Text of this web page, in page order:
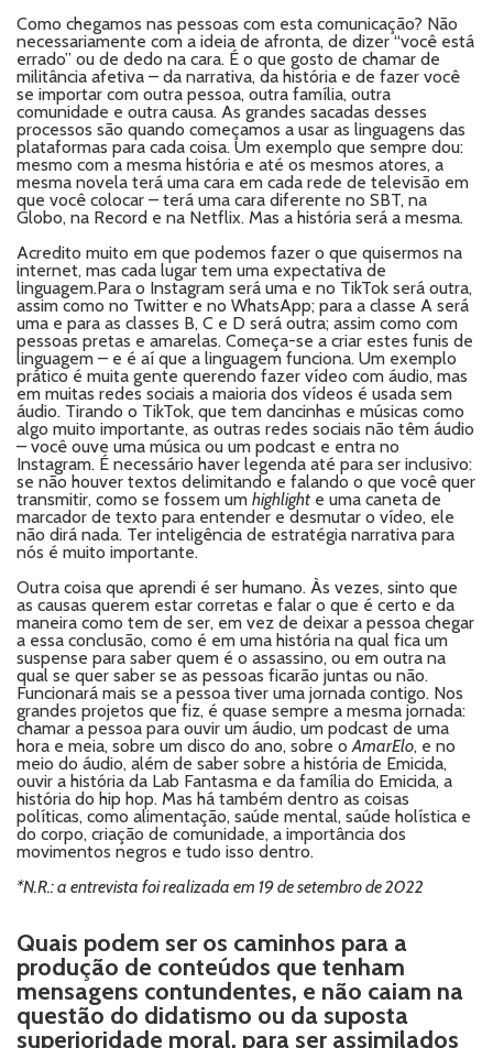
Como chegamos nas pessoas com esta comunicação? Não
necessariamente com a ideia de afronta, de dizer “você está
errado” ou de dedo na cara. É o que gosto de chamar de
militância afetiva – da narrativa, da história e de fazer você
se importar com outra pessoa, outra família, outra
comunidade e outra causa. As grandes sacadas desses
processos são quando começamos a usar as linguagens das
plataformas para cada coisa. Um exemplo que sempre dou:
mesmo com a mesma história e até os mesmos atores, a
mesma novela terá uma cara em cada rede de televisão em
que você colocar – terá uma cara diferente no SBT, na
Globo, na Record e na Netflix. Mas a história será a mesma.
Acredito muito em que podemos fazer o que quisermos na
internet, mas cada lugar tem uma expectativa de
linguagem.Para o Instagram será uma e no TikTok será outra,
assim como no Twitter e no WhatsApp; para a classe A será
uma e para as classes B, C e D será outra; assim como com
pessoas pretas e amarelas. Começa-se a criar estes funis de
linguagem – e é aí que a linguagem funciona. Um exemplo
prático é muita gente querendo fazer vídeo com áudio, mas
em muitas redes sociais a maioria dos vídeos é usada sem
áudio. Tirando o TikTok, que tem dancinhas e músicas como
algo muito importante, as outras redes sociais não têm áudio
– você ouve uma música ou um podcast e entra no
Instagram. É necessário haver legenda até para ser inclusivo:
se não houver textos delimitando e falando o que você quer
transmitir, como se fossem um highlight e uma caneta de
marcador de texto para entender e desmutar o vídeo, ele
não dirá nada. Ter inteligência de estratégia narrativa para
nós é muito importante.
Outra coisa que aprendi é ser humano. Às vezes, sinto que
as causas querem estar corretas e falar o que é certo e da
maneira como tem de ser, em vez de deixar a pessoa chegar
a essa conclusão, como é em uma história na qual fica um
suspense para saber quem é o assassino, ou em outra na
qual se quer saber se as pessoas ficarão juntas ou não.
Funcionará mais se a pessoa tiver uma jornada contigo. Nos
grandes projetos que fiz, é quase sempre a mesma jornada:
chamar a pessoa para ouvir um áudio, um podcast de uma
hora e meia, sobre um disco do ano, sobre oAmarElo, e no
meio do áudio, além de saber sobre a história de Emicida,
ouvir a história da Lab Fantasma e da família do Emicida, a
história do hip hop. Mas há também dentro as coisas
políticas, como alimentação, saúde mental, saúde holística e
do corpo, criação de comunidade, a importância dos
movimentos negros e tudo isso dentro.
*N.R.: a entrevista foi realizada em 19 de setembro de 2022
Quais podem ser os caminhos para a
produção de conteúdos que tenham
mensagens contundentes, e não caiam na
questão do didatismo ou da suposta
superioridade moral, para ser assimilados